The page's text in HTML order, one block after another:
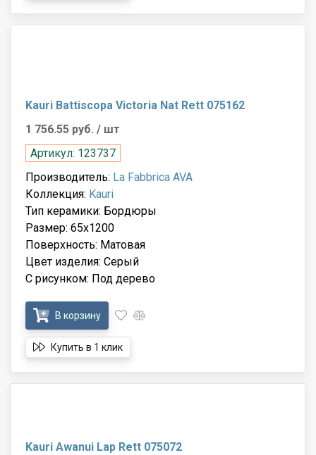
Kauri Battiscopa Victoria Nat Rett 075162
1 756.55 руб. / шт
Артикул: 123737
Производитель: La Fabbrica AVA
Коллекция: Kauri
Тип керамики: Бордюры
Размер: 65x1200
Поверхность: Матовая
Цвет изделия: Серый
С рисунком: Под дерево
В корзину
Купить в 1 клик
Kauri Awanui Lap Rett 075072